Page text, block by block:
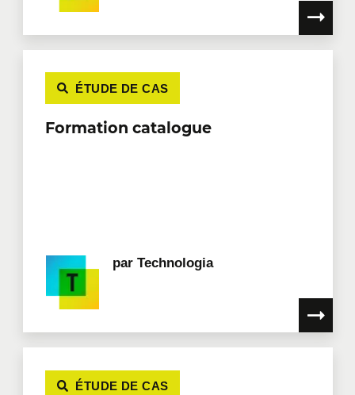
ÉTUDE DE CAS
Formation catalogue
par Technologia
ÉTUDE DE CAS